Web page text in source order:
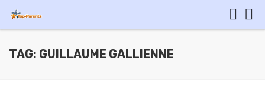
TAG: GUILLAUME GALLIENNE